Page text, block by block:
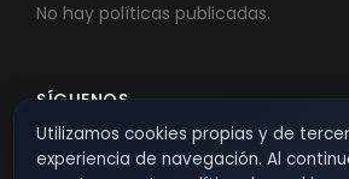
No hay políticas publicadas.
SÍGUENOS
Utilizamos cookies propias y de
experiencia de navegación. Al